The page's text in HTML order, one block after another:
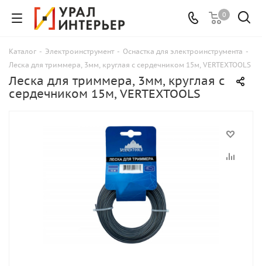
0
Каталог - Электроинструмент - Оснастка для электроинструмента -
Леска для триммера, 3мм, круглая с сердечником 15м, VERTEXTOOLS
Леска для триммера, 3мм, круглая с
сердечником 15м, VERTEXTOOLS